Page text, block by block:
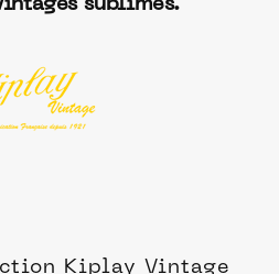
sublimés.
Kiplay Vintage